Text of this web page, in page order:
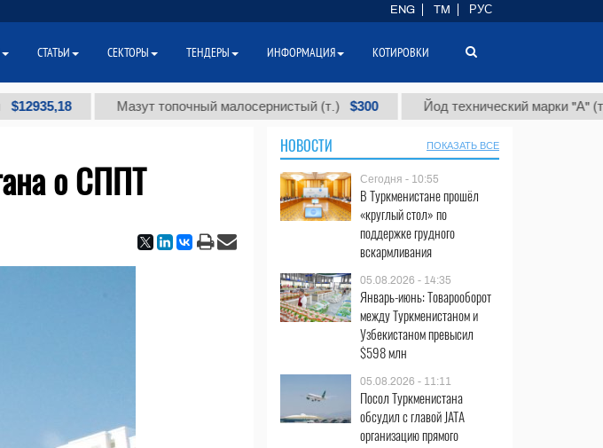
Мазут топочный малосернистый (т.) $300 Йод технический марки "А" (т.) $86
о СППТ
НОВОСТИ ПОКАЗАТЬ ВСЕ
Сегодня - 10:55
В Туркменистане прошёл
«круглый стол» по
поддержке грудного
вскармливания
05.08.2026 - 14:35
Январь-июнь: Товарооборот
между Туркменистаном и
Узбекистаном превысил
$598 млн
05.08.2026 - 11:11
Посол Туркменистана
обсудил с главой JATA
организацию прямого
ENG TM РУС
СТАТЬИ СЕКТОРЫ ТЕНДЕРЫ ИНФОРМАЦИЯ КОТИРОВКИ